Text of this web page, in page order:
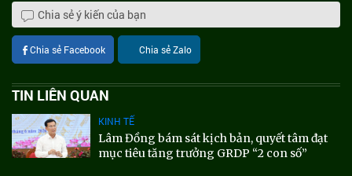
Chia sẻ ý kiến của bạn
Chia sẻ Facebook Chia sẻ Zalo
TIN LIÊN QUAN
KINH TẾ
Lâm Đồng bám sát kịch bản, quyết tâm đạt
mục tiêu tăng trưởng GRDP “2 con số”